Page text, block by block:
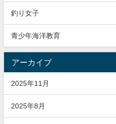
釣り女子
青少年海洋教育
アーカイブ
2025年11月
2025年8月